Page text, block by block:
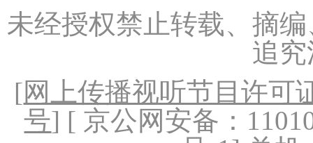
未经授权禁止转载、摘
追
[网上传播视听节目许可
号] [ 京公网安备：